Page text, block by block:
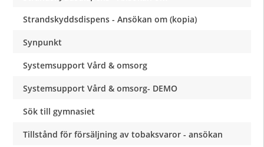
Strandskyddsdispens - Ansökan om (kopia)
Synpunkt
Systemsupport Vård & omsorg
Systemsupport Vård & omsorg- DEMO
Sök till gymnasiet
Tillstånd för försäljning av tobaksvaror - ansökan